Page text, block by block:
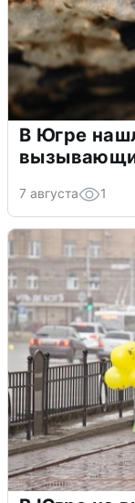
В Югре
7 августа 1